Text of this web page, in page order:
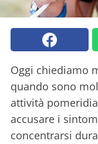
Oggi chiediamo
quando sono
attività
accusare i
concentrarsi